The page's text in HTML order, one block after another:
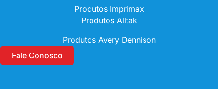
Produtos Imprimax
Produtos Alltak
Produtos Avery Dennison
Fale Conosco